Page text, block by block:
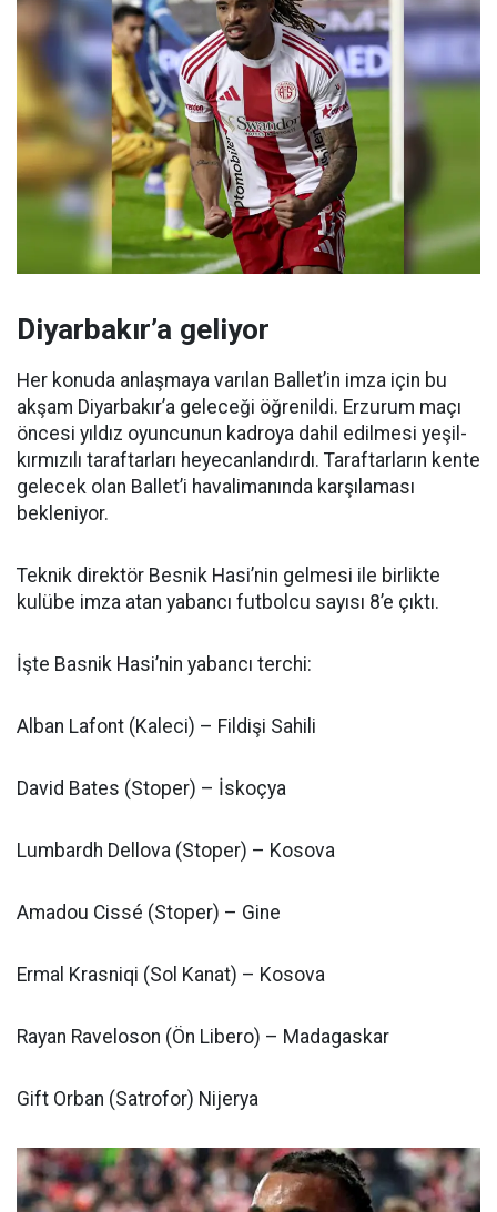
Diyarbakır’a geliyor
Her konuda anlaşmaya varılan Ballet’in imza için bu
akşam Diyarbakır’a geleceği öğrenildi. Erzurum maçı
öncesi yıldız oyuncunun kadroya dahil edilmesi yeşil-
kırmızılı taraftarları heyecanlandırdı. Taraftarların kente
gelecek olan Ballet’i havalimanında karşılaması
bekleniyor.
Teknik direktör Besnik Hasi’nin gelmesi ile birlikte
kulübe imza atan yabancı futbolcu sayısı 8’e çıktı.
İşte Basnik Hasi’nin yabancı terchi:
Alban Lafont (Kaleci) – Fildişi Sahili
David Bates (Stoper) – İskoçya
Lumbardh Dellova (Stoper) – Kosova
Amadou Cissé (Stoper) – Gine
Ermal Krasniqi (Sol Kanat) – Kosova
Rayan Raveloson (Ön Libero) – Madagaskar
Gift Orban (Satrofor) Nijerya